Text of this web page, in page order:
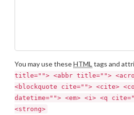
You may use theseHTML tags and
title=""> <abbr title="">
<blockquote cite=""> <cite>
datetime=""> <em> <i> <q
<strong>